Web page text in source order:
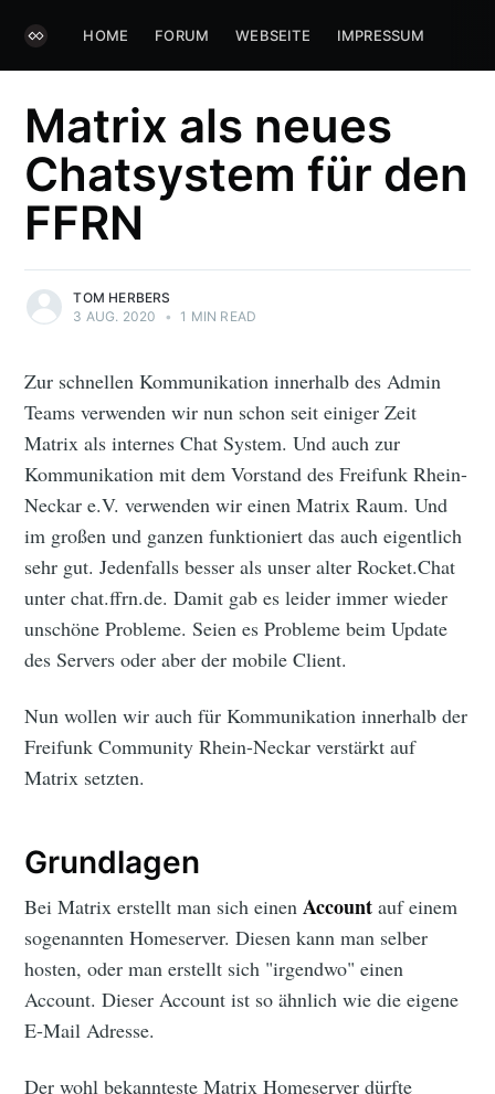
HOME FORUM WEBSEITE IMPRESSUM
Matrix als neues
Chatsystem für den
FFRN
TOM HERBERS
3 AUG. 2020
• 1 MIN READ
Zur schnellen Kommunikation innerhalb des Admin
Teams verwenden wir nun schon seit einiger Zeit
Matrix als internes Chat System. Und auch zur
Kommunikation mit dem Vorstand des Freifunk Rhein-
Neckar e.V. verwenden wir einen Matrix Raum. Und
im großen und ganzen funktioniert das auch eigentlich
sehr gut. Jedenfalls besser als unser alter Rocket.Chat
unter chat.ffrn.de. Damit gab es leider immer wieder
unschöne Probleme. Seien es Probleme beim Update
des Servers oder aber der mobile Client.
Nun wollen wir auch für Kommunikation innerhalb der
Freifunk Community Rhein-Neckar verstärkt auf
Matrix setzten.
Grundlagen
Bei Matrix erstellt man sich einenAccount auf einem
sogenannten Homeserver. Diesen kann man selber
hosten, oder man erstellt sich "irgendwo" einen
Account. Dieser Account ist so ähnlich wie die eigene
E-Mail Adresse.
Der wohl bekannteste Matrix Homeserver dürfte